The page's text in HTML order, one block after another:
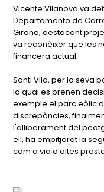
Vicente Vilanova va
Departamento de
Girona, destacant
va reconèixer que les
financera actual.
Santi Vila, per la seva
la qual es prenen
exemple el parc eòlic
discrepàncies,
l'alliberament del
ell, ha empitjorat la
com a via d’altes